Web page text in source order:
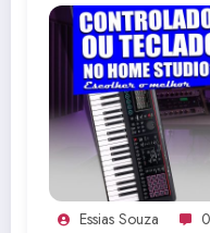
Essias Souza 0